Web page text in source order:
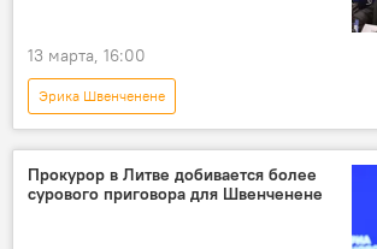
13 марта, 16:00
Эрика Швенченене
суд
Вильнюсский окружной суд
Общество
Прокурор в Литве добивается более
сурового приговора для Швенченене